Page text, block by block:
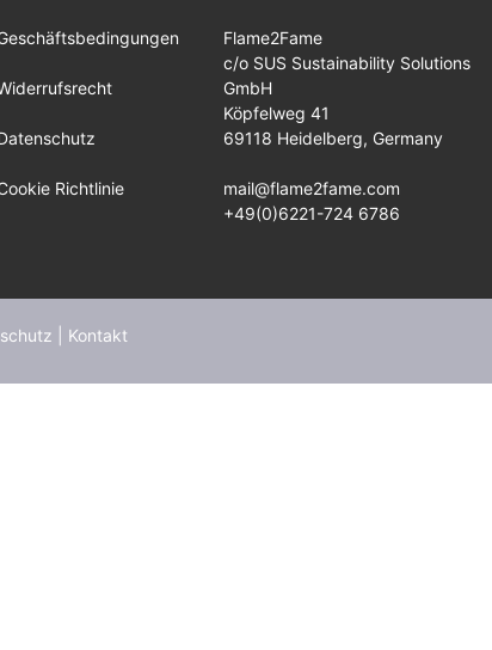
Richtlinie
Flame2Fame
c/o SUS Sustainability Solutions
GmbH
Köpfelweg 41
69118 Heidelberg, Germany
mail@flame2fame.com
+49(0)6221-724 6786
Kontakt